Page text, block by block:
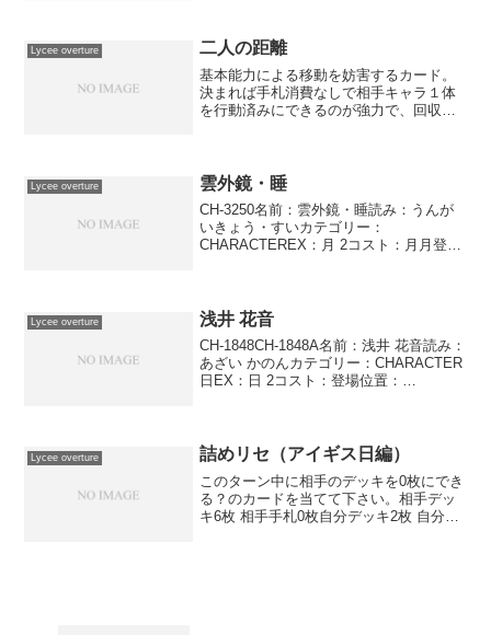
Lycee overture 二人の距離
基本能力による移動を妨害するカード。
決まれば手札消費なしで相手キャラ１体
を行動済みにできるのが強力で、回収で
れます。入手方法EV-...
Lycee overture 雲外鏡・睡
CH-3250名前：雲外鏡・睡読み：うんが
いきょう・すいカテゴリー：
CHARACTEREX：月 2コスト：月月登場
いたと...
Lycee overture 浅井 花音
CH-1848CH-1848A名前：浅井 花音読み：
あざい かのんカテゴリー：CHARACTER
日EX：日 2コスト：登場位置：
Lycee overture 詰めリセ（アイギス日編）
このターン中に相手のデッキを0枚にでき
る？のカードを当てて下さい。相手デッ
キ6枚 相手手札0枚自分デッキ2枚 自分の